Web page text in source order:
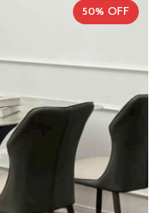
50% OFF